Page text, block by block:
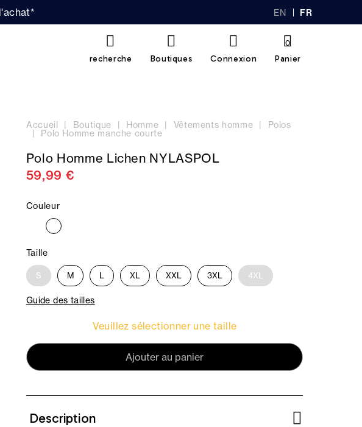
EN FR
recherche Boutiques Connexion Panier
0
Accueil Boutique Homme Vêtements homme Polos
Polo Homme manche courte
Polo Homme Lichen NYLASPOL
59,99 €
Couleur
Taille
S M L XL XXL 3XL 4XL
Guide des tailles
Veuillez sélectionner une taille
Ajouter au panier
Description